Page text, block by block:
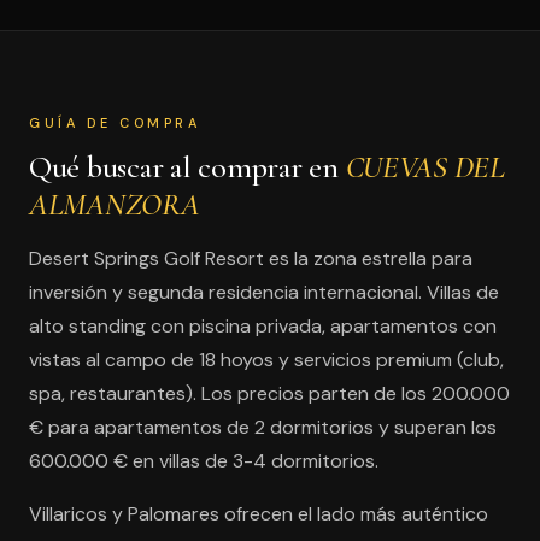
GUÍA DE COMPRA
Qué buscar al comprar en CUEVAS DEL
ALMANZORA
Desert Springs Golf Resort es la zona estrella para
inversión y segunda residencia internacional. Villas de
alto standing con piscina privada, apartamentos con
vistas al campo de 18 hoyos y servicios premium (club,
spa, restaurantes). Los precios parten de los 200.000
€ para apartamentos de 2 dormitorios y superan los
600.000 € en villas de 3-4 dormitorios.
Villaricos y Palomares ofrecen el lado más auténtico